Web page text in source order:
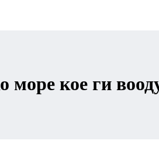
море кое ги